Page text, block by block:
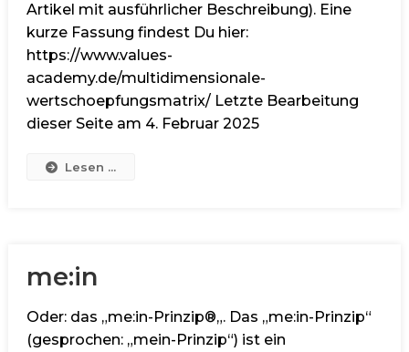
Artikel mit ausführlicher Beschreibung). Eine
kurze Fassung findest Du hier:
https://www.values-
academy.de/multidimensionale-
wertschoepfungsmatrix/ Letzte Bearbeitung
dieser Seite am 4. Februar 2025
Lesen ...
me:in
Oder: das „me:in-Prinzip®„. Das „me:in-Prinzip“
(gesprochen: „mein-Prinzip“) ist ein